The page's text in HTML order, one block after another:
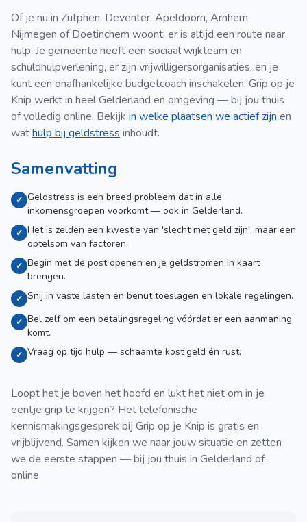
Of je nu in Zutphen, Deventer, Apeldoorn, Arnhem,
Nijmegen of Doetinchem woont: er is altijd een route naar
hulp. Je gemeente heeft een sociaal wijkteam en
schuldhulpverlening, er zijn vrijwilligersorganisaties, en je
kunt een onafhankelijke budgetcoach inschakelen. Grip op je
Knip werkt in heel Gelderland en omgeving — bij jou thuis
of volledig online. Bekijk in welke plaatsen we actief zijn en
wathulp bij geldstress inhoudt.
Samenvatting
✓ Geldstress is een breed probleem dat in alle
inkomensgroepen voorkomt — ook in Gelderland.
✓ Het is zelden een kwestie van 'slecht met geld zijn', maar een
optelsom van factoren.
✓ Begin met de post openen en je geldstromen in kaart
brengen.
✓ Snij in vaste lasten en benut toeslagen en lokale regelingen.
✓ Bel zelf om een betalingsregeling vóórdat er een aanmaning
komt.
✓ Vraag op tijd hulp — schaamte kost geld én rust.
Loopt het je boven het hoofd en lukt het niet om in je
eentje grip te krijgen? Het telefonische
kennismakingsgesprek bij Grip op je Knip is gratis en
vrijblijvend. Samen kijken we naar jouw situatie en zetten
we de eerste stappen — bij jou thuis in Gelderland of
online.